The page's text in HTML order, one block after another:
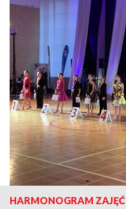
HARMONOGRAM ZAJĘĆ